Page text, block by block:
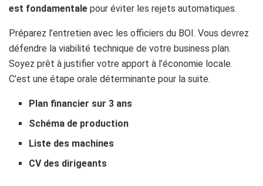
est fondamentale pour éviter les rejets automatiques.
Préparez l’entretien avec les officiers du BOI. Vous devrez
défendre la viabilité technique de votre business plan.
Soyez prêt à justifier votre apport à l’économie locale.
C’est une étape orale déterminante pour la suite.
Plan financier sur 3 ans
Schéma de production
Liste des machines
CV des dirigeants